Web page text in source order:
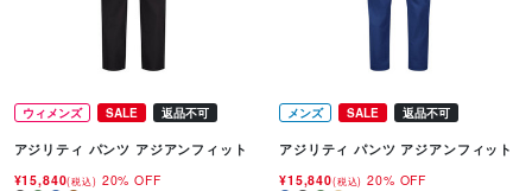
ウィメンズ SALE 返品不可
アジリティ パンツ アジアンフィット
¥15,840(税込) 20% OFF
メンズ SALE 返品不可
アジリティ パンツ アジアンフィット
¥15,840(税込) 20% OFF